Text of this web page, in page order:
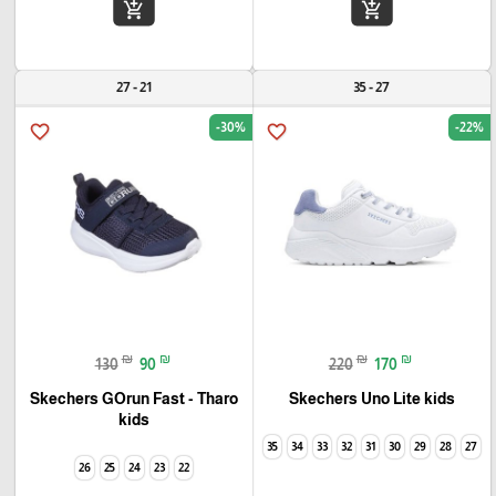
add_shopping_cart
add_shopping_cart
27 - 35
favorite_border -22%
220 ₪ 170 ₪
Skechers Uno Lite kids
27
28
29
30
31
32
33
34
35
21 - 27
favorite_border -30%
130 ₪ 90 ₪
Skechers GOrun Fast - Tharo
kids
22
23
24
25
26